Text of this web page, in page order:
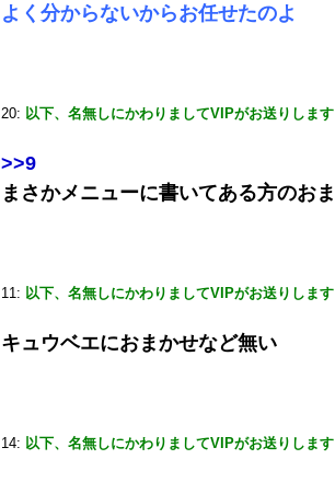
よく分からないからお任せたのよ
20: 以下、名無しにかわりましてVIPがお送りします
>>9
まさかメニューに書いてある方のお
11: 以下、名無しにかわりましてVIPがお送りします
キュウベエにおまかせなど無い
14: 以下、名無しにかわりましてVIPがお送りします